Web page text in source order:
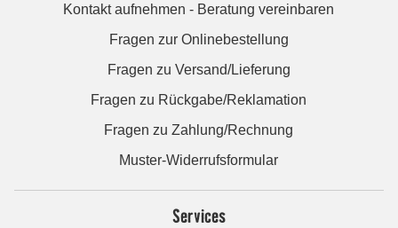
Kontakt aufnehmen - Beratung vereinbaren
Fragen zur Onlinebestellung
Fragen zu Versand/Lieferung
Fragen zu Rückgabe/Reklamation
Fragen zu Zahlung/Rechnung
Muster-Widerrufsformular
Services